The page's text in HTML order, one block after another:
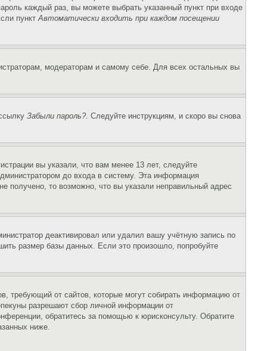
каждый раз, вы можете выбрать указанный пункт при входе
пунктАвтоматически входить при каждом посещении
модераторам и самому себе. Для всех остальных вы
Забыли пароль?. Следуйте инструкциям, и скоро вы снова
вы указали, что вам менее 13 лет, следуйте
до входа в систему. Эта информация
получено, то возможно, что вы указали неправильный адрес
деактивировал или удалил вашу учётную запись по
размер базы данных. Если это произошло, попробуйте
требующий от сайтов, которые могут собирать информацию от
разрешают сбор личной информации от
обратитесь за помощью к юрисконсульту. Обратите
ниже.